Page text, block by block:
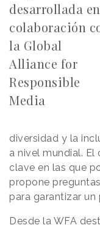
desarrollada en
colaboración
la Global
Alliance for
Responsible
Media
diversidad y la
a nivel mundial.
clave en las que
propone
para garantizar
Desde la WFA